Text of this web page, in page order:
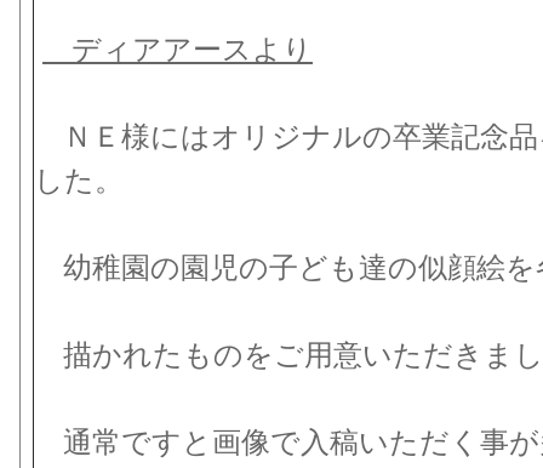
ディアアースより
ＮＥ様にはオリジナルの卒業記念
した。
幼稚園の園児の子ども達の似顔絵を
描かれたものをご用意いただきま
通常ですと画像で入稿いただく事